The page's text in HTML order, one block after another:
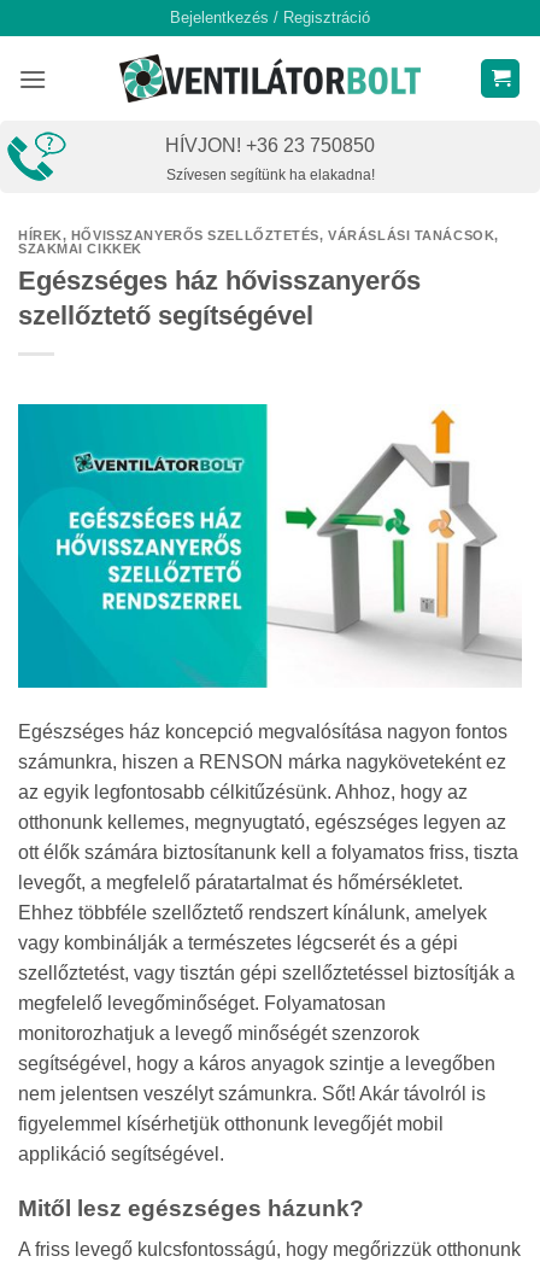
content
Bejelentkezés / Regisztráció
HÍVJON! +36 23 750850
Szívesen segítünk ha elakadna!
HÍREK, HŐVISSZANYERŐS SZELLŐZTETÉS,VÁRÁSLÁSI TANÁCSOK,
SZAKMAI CIKKEK
Egészséges ház hővisszanyerős
szellőztető segítségével
Egészséges ház koncepció megvalósítása nagyon fontos
számunkra, hiszen a RENSON márka nagyköveteként ez
az egyik legfontosabb célkitűzésünk. Ahhoz, hogy az
otthonunk kellemes, megnyugtató, egészséges legyen az
ott élők számára biztosítanunk kell a folyamatos friss, tiszta
levegőt, a megfelelő páratartalmat és hőmérsékletet.
Ehhez többféle szellőztető rendszert kínálunk, amelyek
vagy kombinálják a természetes légcserét és a gépi
szellőztetést, vagy tisztán gépi szellőztetéssel biztosítják a
megfelelő levegőminőséget. Folyamatosan
monitorozhatjuk a levegő minőségét szenzorok
segítségével, hogy a káros anyagok szintje a levegőben
nem jelentsen veszélyt számunkra. Sőt! Akár távolról is
figyelemmel kísérhetjük otthonunk levegőjét mobil
applikáció segítségével.
Mitől lesz egészséges házunk?
A friss levegő kulcsfontosságú, hogy megőrizzük otthonunk